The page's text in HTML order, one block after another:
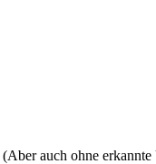
auch ohne